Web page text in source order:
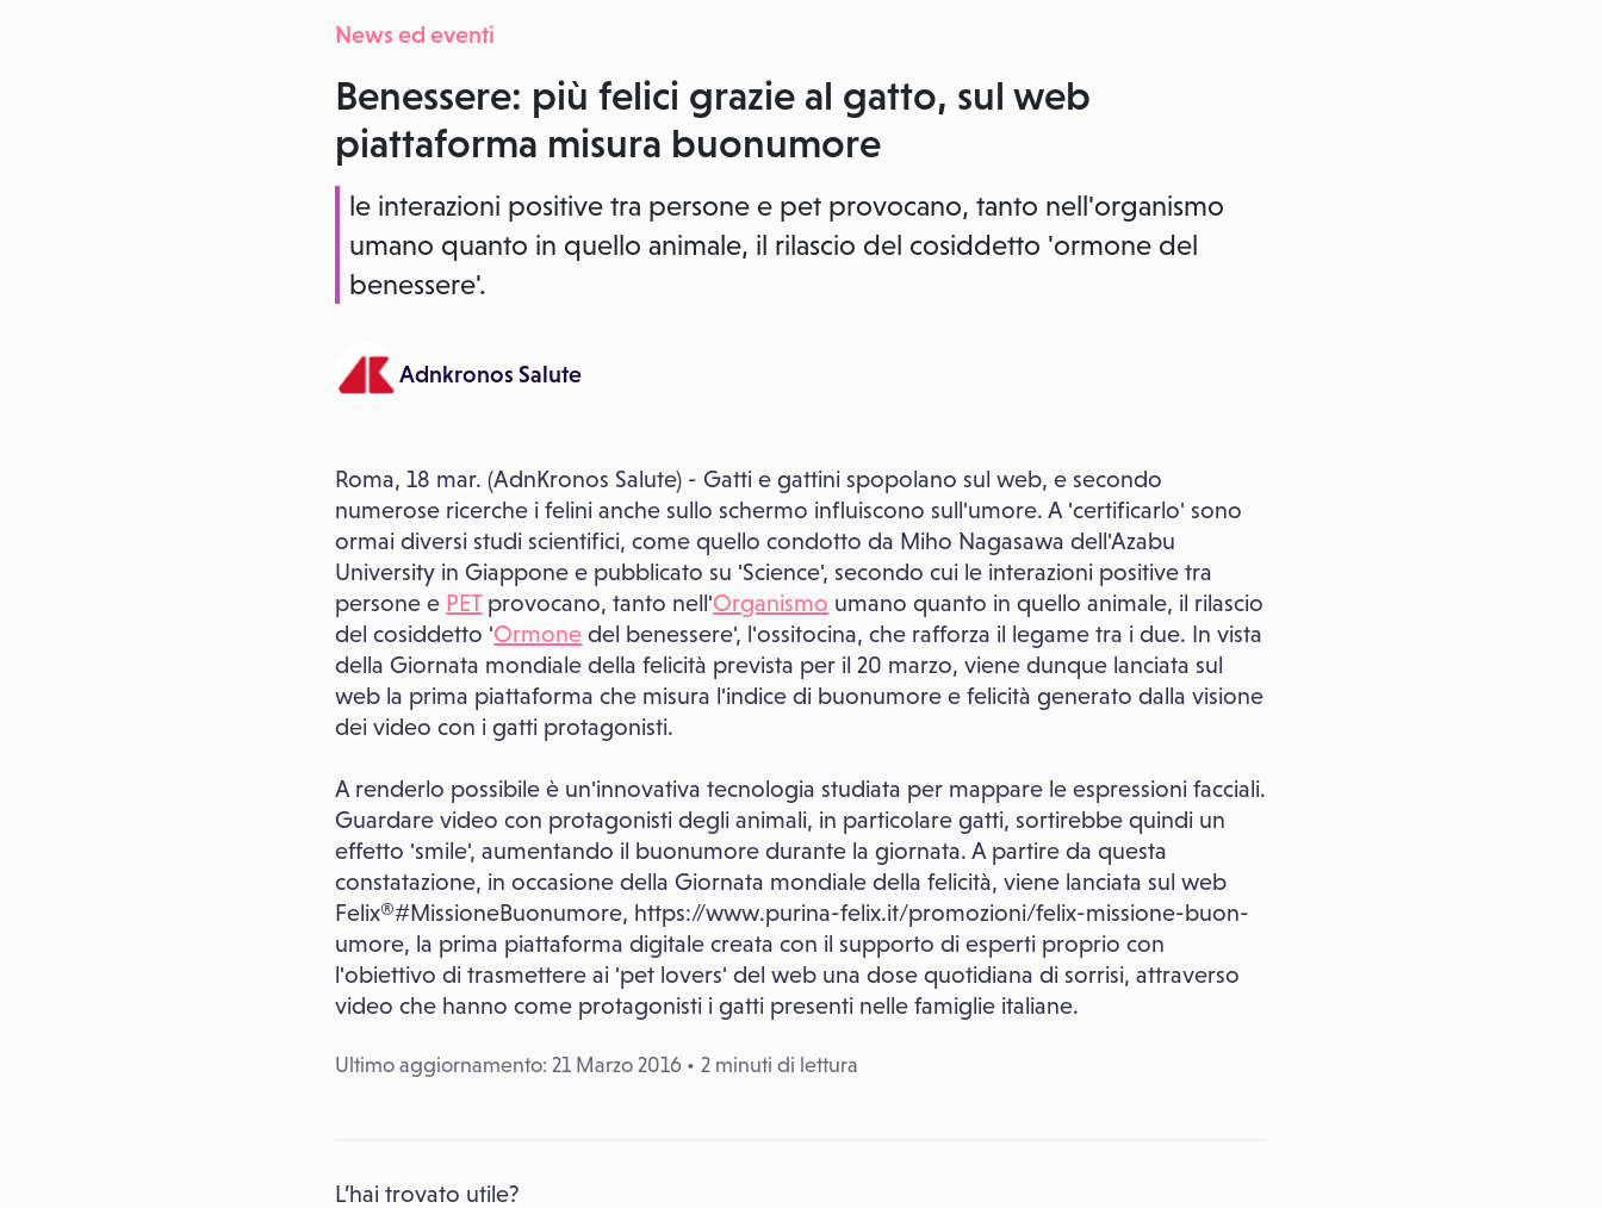
News ed eventi
Benessere: più felici grazie al gatto, sul web
piattaforma misura buonumore
le interazioni positive tra persone e pet provocano, tanto nell'organismo
umano quanto in quello animale, il rilascio del cosiddetto 'ormone del
benessere'.
Adnkronos Salute
Roma, 18 mar. (AdnKronos Salute) - Gatti e gattini spopolano sul web, e secondo
numerose ricerche i felini anche sullo schermo influiscono sull'umore. A 'certificarlo' sono
ormai diversi studi scientifici, come quello condotto da Miho Nagasawa dell'Azabu
University in Giappone e pubblicato su 'Science', secondo cui le interazioni positive tra
persone e PETprovocano, tanto nell'Organismo umano quanto in quello animale, il rilascio
del cosiddetto 'Ormone del benessere', l'ossitocina, che rafforza il legame tra i due. In vista
della Giornata mondiale della felicità prevista per il 20 marzo, viene dunque lanciata sul
web la prima piattaforma che misura l'indice di buonumore e felicità generato dalla visione
dei video con i gatti protagonisti.
A renderlo possibile è un'innovativa tecnologia studiata per mappare le espressioni facciali.
Guardare video con protagonisti degli animali, in particolare gatti, sortirebbe quindi un
effetto 'smile', aumentando il buonumore durante la giornata. A partire da questa
constatazione, in occasione della Giornata mondiale della felicità, viene lanciata sul web
Felix®#MissioneBuonumore, https://www.purina-felix.it/promozioni/felix-missione-buon-
umore, la prima piattaforma digitale creata con il supporto di esperti proprio con
l'obiettivo di trasmettere ai 'pet lovers' del web una dose quotidiana di sorrisi, attraverso
video che hanno come protagonisti i gatti presenti nelle famiglie italiane.
Ultimo aggiornamento: 21 Marzo 2016 2 minuti di lettura
L’hai trovato utile?